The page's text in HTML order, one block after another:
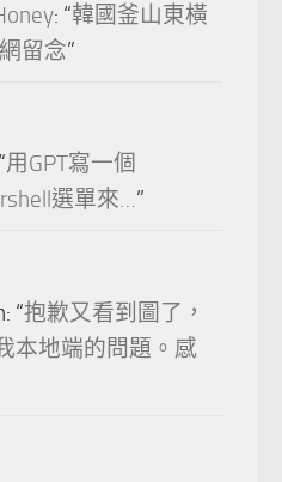
: “韓國釜山東橫
留念”
用GPT寫一個
選單來…”
: “抱歉又看到圖了，
本地端的問題。感